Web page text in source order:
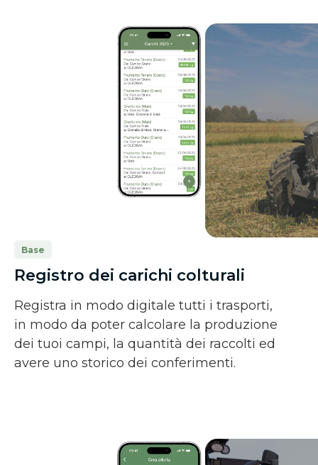
Base
Registro dei carichi colturali
Registra in modo digitale tutti i trasporti,
in modo da poter calcolare la produzione
dei tuoi campi, la quantità dei raccolti ed
avere uno storico dei conferimenti.